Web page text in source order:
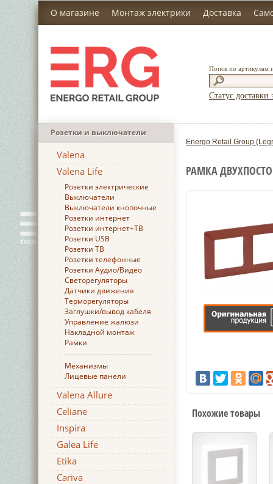
О магазине Монтаж электрики Доставка
Поиск по артикулам
Статус доставки
Розетки и выключатели
Valena
Valena Life
Розетки электрические
Выключатели
Выключатели кнопочные
Розетки интернет
Розетки интернет+ТВ
Розетки USB
Розетки ТВ
Розетки телефонные
Розетки Аудио/Видео
Светорегуляторы
Датчики движения
Терморегуляторы
Заглушки/вывод кабеля
Управление жалюзи
Накладной монтаж
Рамки
Механизмы
Лицевые панели
Valena Allure
Celiane
Inspira
Galea Life
Etika
Cariva
Energo Retail Group
РАМКА
Похожие товары